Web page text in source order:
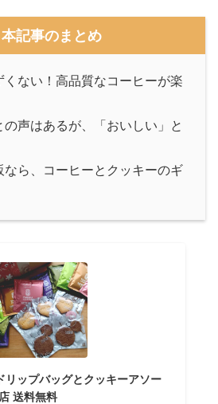
本記事のまとめ
くない！高品質なコーヒーが楽
の声はあるが、「おいしい」と
なら、コーヒーとクッキーのギ
リップバッグとクッキーアソー
送料無料